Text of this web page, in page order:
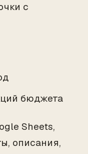
с
бюджета
Sheets,
описания,